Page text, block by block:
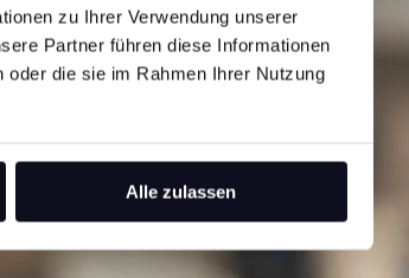
zu Ihrer Verwendung unserer
Partner führen diese Informationen
die sie im Rahmen Ihrer Nutzung
Alle zulassen